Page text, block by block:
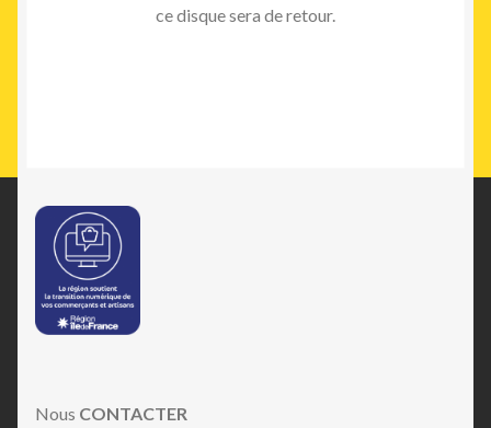
ce disque sera de retour.
Nous CONTACTER